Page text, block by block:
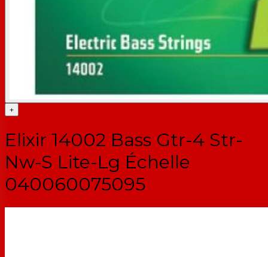
+
Elixir 14002 Bass Gtr-4 Str-
Nw-S Lite-Lg Échelle
040060075095